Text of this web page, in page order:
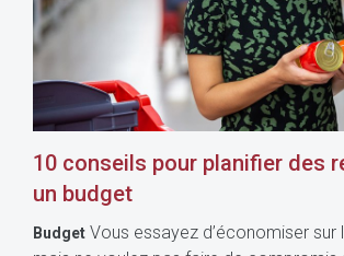
10 conseils pour planifier des
un budget
Budget Vous essayez d’économiser sur